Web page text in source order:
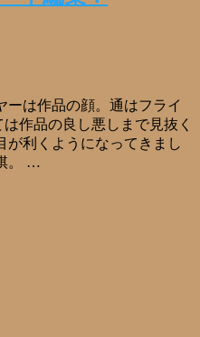
ーは作品の顔。通はフライ
作品の良し悪しまで見抜く
が利くようになってきまし
。 …